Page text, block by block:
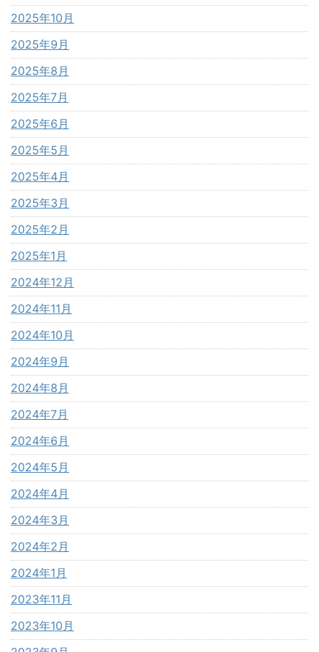
2025年10月
2025年9月
2025年8月
2025年7月
2025年6月
2025年5月
2025年4月
2025年3月
2025年2月
2025年1月
2024年12月
2024年11月
2024年10月
2024年9月
2024年8月
2024年7月
2024年6月
2024年5月
2024年4月
2024年3月
2024年2月
2024年1月
2023年11月
2023年10月